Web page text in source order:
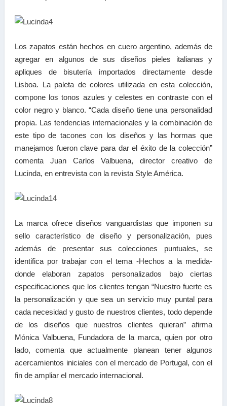
Los zapatos están hechos en cuero argentino, además de
agregar en algunos de sus diseños pieles italianas y
apliques de bisutería importados directamente desde
Lisboa. La paleta de colores utilizada en esta colección,
compone los tonos azules y celestes en contraste con el
color negro y blanco. “Cada diseño tiene una personalidad
propia. Las tendencias internacionales y la combinación de
este tipo de tacones con los diseños y las hormas que
manejamos fueron clave para dar el éxito de la colección”
comenta Juan Carlos Valbuena, director creativo de
Lucinda, en entrevista con la revista Style América.
La marca ofrece diseños vanguardistas que imponen su
sello característico de diseño y personalización, pues
además de presentar sus colecciones puntuales, se
identifica por trabajar con el tema -Hechos a la medida-
donde elaboran zapatos personalizados bajo ciertas
especificaciones que los clientes tengan “Nuestro fuerte es
la personalización y que sea un servicio muy puntal para
cada necesidad y gusto de nuestros clientes, todo depende
de los diseños que nuestros clientes quieran” afirma
Mónica Valbuena, Fundadora de la marca, quien por otro
lado, comenta que actualmente planean tener algunos
acercamientos iniciales con el mercado de Portugal, con el
fin de ampliar el mercado internacional.